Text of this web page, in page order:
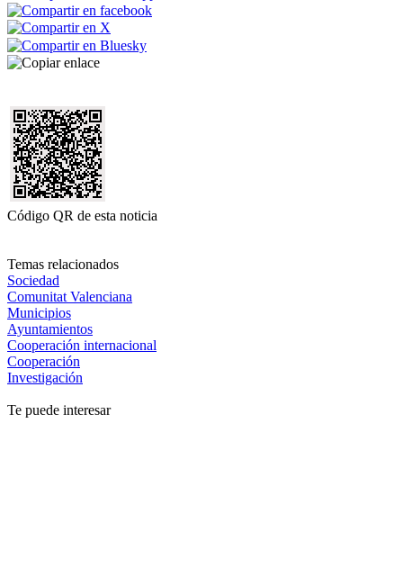
Código QR de esta noticia
Temas relacionados
Sociedad
Comunitat Valenciana
Municipios
Ayuntamientos
Cooperación internacional
Cooperación
Investigación
Te puede interesar